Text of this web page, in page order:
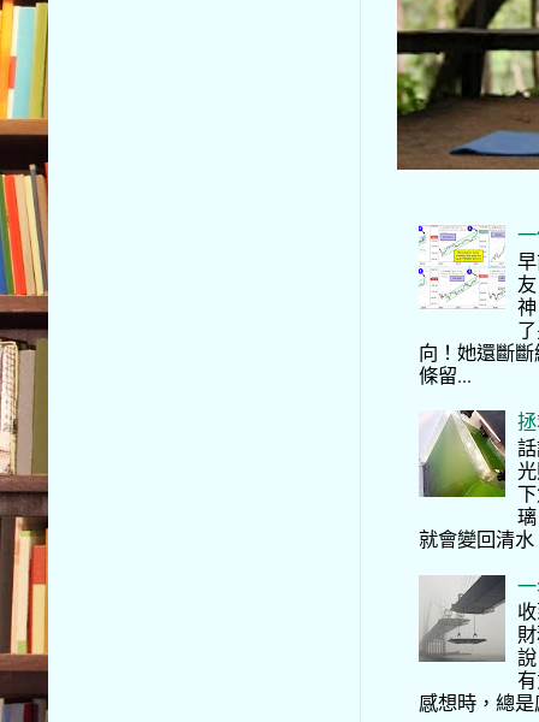
向！她還斷
條留...
就會變回清
感想時，總